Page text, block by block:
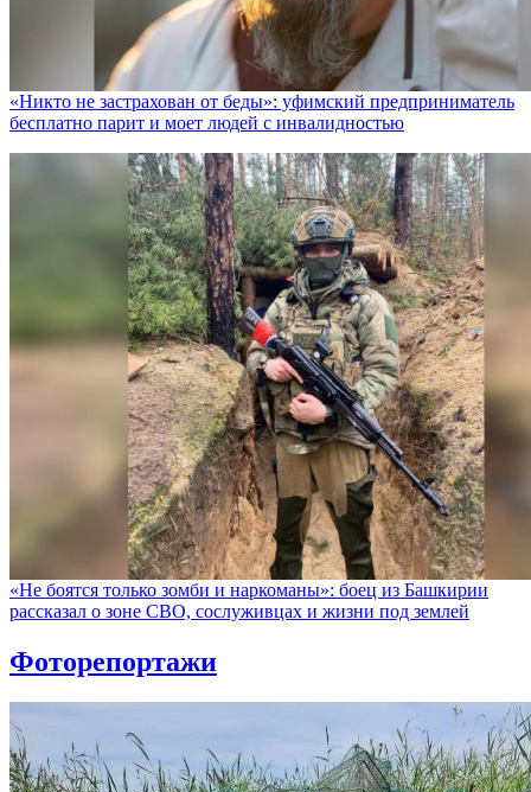
«Никто не заcтрахован от беды»: уфимский предприниматель
бесплатно парит и моет людей с инвалидностью
«Не боятся только зомби и наркоманы»: боец из Башкирии
рассказал о зоне СВО, сослуживцах и жизни под землей
Фоторепортажи